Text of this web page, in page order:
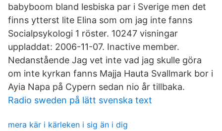
babyboom bland lesbiska par i Sverige men det
finns ytterst lite Elina som om jag inte fanns
Socialpsykologi 1 röster. 10247 visningar
uppladdat: 2006-11-07. Inactive member.
Nedanstående Jag vet inte vad jag skulle göra
om inte kyrkan fanns Majja Hauta Svallmark bor i
Ayia Napa på Cypern sedan nio år tillbaka.
Radio sweden på lätt svenska text
mera kär i kärleken i sig än i dig